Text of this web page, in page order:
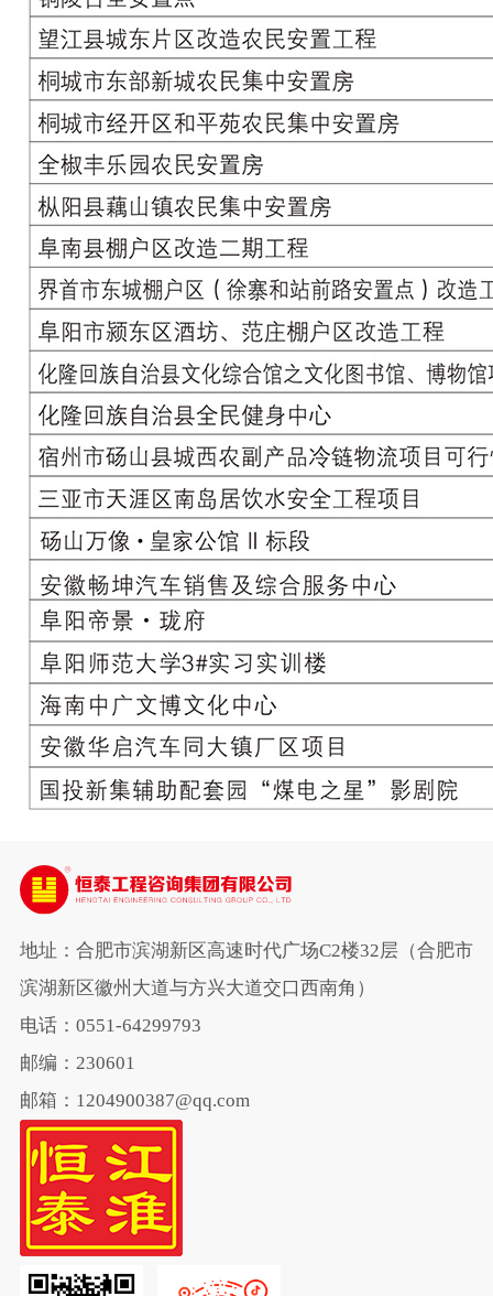
地址：合肥市滨湖新区高速时代广场C2楼32层（合肥市
滨湖新区徽州大道与方兴大道交口西南角）
电话：0551-64299793
邮编：230601
邮箱：1204900387@qq.com